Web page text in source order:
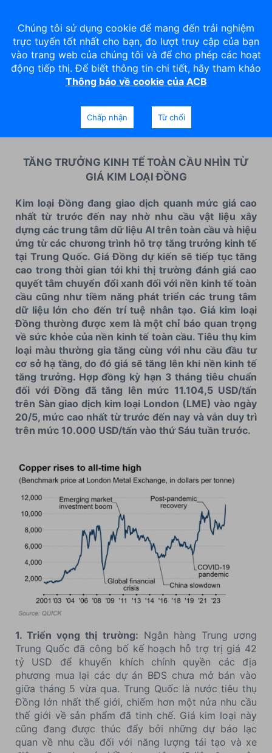
Bản tin thị trường hàng hóa
ngày 04.06.2024
TĂNG TRƯỞNG KINH TẾ TOÀN CẦU NHÌN TỪ
GIÁ KIM LOẠI ĐỒNG
Kim loại Đồng đang giao dịch quanh mức giá cao
nhất từ trước đến nay nhờ nhu cầu vật liệu xây
dựng các trung tâm dữ liệu AI trên toàn cầu và hiệu
ứng từ các chương trình hỗ trợ tăng trưởng kinh tế
tại Trung Quốc. Giá Đồng dự kiến sẽ tiếp tục tăng
cao trong thời gian tới khi thị trường đánh giá cao
quyết tâm chuyển đổi xanh đối với nền kinh tế toàn
cầu cũng như tiềm năng phát triển các trung tâm
dữ liệu lớn cho đến trí tuệ nhân tạo. Giá kim loại
Đồng thường được xem là một chỉ báo quan trọng
về sức khỏe của nền kinh tế toàn cầu. Tiêu thụ kim
loại màu thường gia tăng cùng với nhu cầu đầu tư
cơ sở hạ tầng, do đó giá sẽ tăng lên khi nền kinh tế
tăng trưởng. Hợp đồng kỳ hạn 3 tháng tiêu chuẩn
đối với Đồng đã tăng lên mức 11.104,5 USD/tấn
trên Sàn giao dịch kim loại London (LME) vào ngày
20/5, mức cao nhất từ trước đến nay và vẫn duy trì
trên mức 10.000 USD/tấn vào thứ Sáu tuần trước.
1. Triển vọng thị trường: Ngân hàng Trung ương
Trung Quốc đã công bố kế hoạch hỗ trợ trị giá 42
tỷ USD để khuyến khích chính quyền các địa
phương mua lại các dự án BĐS chưa mở bán vào
giữa tháng 5 vừa qua. Trung Quốc là nước tiêu thụ
Đồng lớn nhất thế giới, chiếm hơn một nửa nhu cầu
thế giới về sản phẩm đã tinh chế. Giá kim loại này
cũng đang được thúc đẩy bởi những dự báo lạc
quan về nhu cầu đối với năng lượng tái tạo và xe
Chúng tôi sử dụng cookie để mang đến trải nghiệm
trực tuyến tốt nhất cho bạn, đo lượt truy cập của bạn
vào trang web của chúng tôi và để cho phép các hoạt
động tiếp thị. Để biết thông tin chi tiết, hãy tham khảo
Thông báo về cookie của ACB
Chấp nhận Từ chối